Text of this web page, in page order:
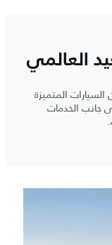
العالمي
المتميزة
جانب الخدمات